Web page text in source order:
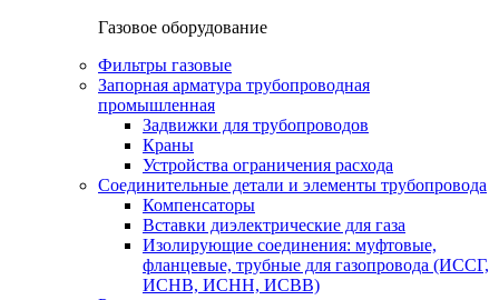
Газовое оборудование
Фильтры газовые
Запорная арматура трубопроводная
промышленная
Задвижки для трубопроводов
Краны
Устройства ограничения расхода
Соединительные детали и элементы трубопровода
Компенсаторы
Вставки диэлектрические для газа
Изолирующие соединения: муфтовые,
фланцевые, трубные для газопровода (ИССГ,
ИСНВ, ИСНН, ИСВВ)